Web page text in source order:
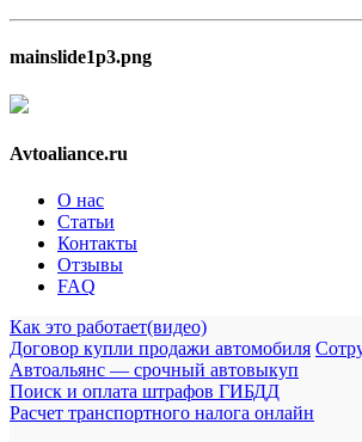
mainslide1p3.png
Avtoaliance.ru
О нас
Статьи
Контакты
Отзывы
FAQ
Как это работает(видео)
Договор купли продажи автомобиля
Автоальянс — срочный автовыкуп
Поиск и оплата штрафов ГИБДД
Расчет транспортного налога онлайн